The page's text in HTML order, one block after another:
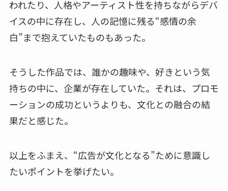
われたり、人格やアーティスト性を持ちながらデバ
イスの中に存在し、人の記憶に残る“感情の余
白”まで抱えていたものもあった。
そうした作品では、誰かの趣味や、好きという気
持ちの中に、企業が存在していた。それは、プロモ
ーションの成功というよりも、文化との融合の結
果だと感じた。
以上をふまえ、“広告が文化となる”ために意識し
たいポイントを挙げたい。